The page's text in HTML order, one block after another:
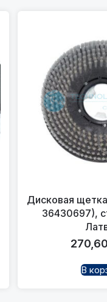
Дисковая
36430697),
270,60
В